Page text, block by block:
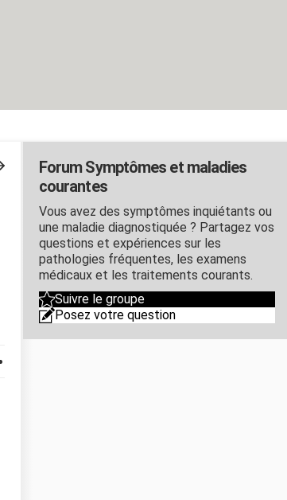
Forum Symptômes et maladies
courantes
Vous avez des symptômes inquiétants ou
une maladie diagnostiquée ? Partagez vos
questions et expériences sur les
pathologies fréquentes, les examens
médicaux et les traitements courants.
Suivre le groupe
Posez votre question